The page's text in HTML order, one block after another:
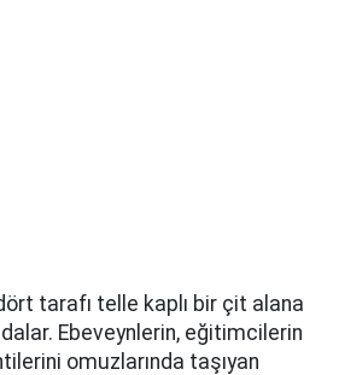
tarafı telle kaplı bir çit alana
Ebeveynlerin, eğitimcilerin
omuzlarında taşıyan